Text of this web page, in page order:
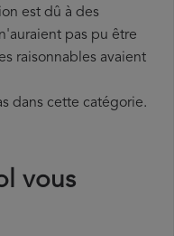
est dû à des
pas pu être
raisonnables avaient
dans cette catégorie.
vous